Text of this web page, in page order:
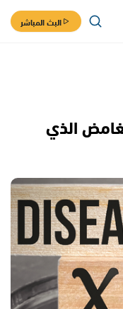
البث المباشر
الذي